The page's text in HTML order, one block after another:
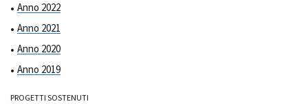
Anno 2022
Anno 2021
Anno 2020
Anno 2019
PROGETTI SOSTENUTI